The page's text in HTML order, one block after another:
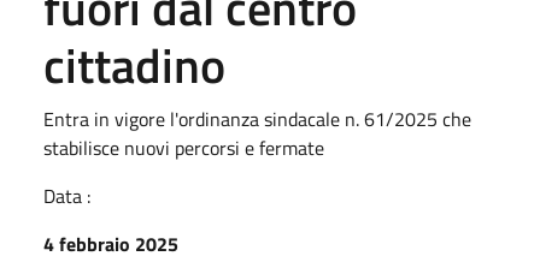
cittadino
Entra in vigore l'ordinanza sindacale n. 61/2025 che
stabilisce nuovi percorsi e fermate
Data :
4 febbraio 2025